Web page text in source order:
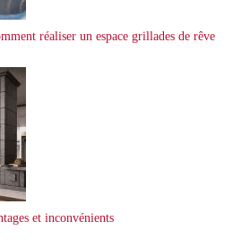
réaliser un espace grillades de rêve
et inconvénients